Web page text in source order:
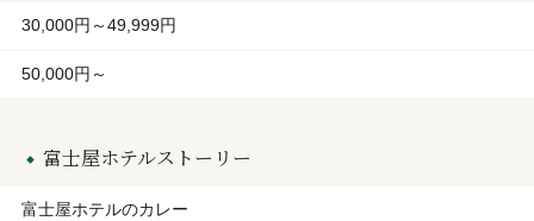
30,000円～49,999円
50,000円～
富士屋ホテルストーリー
富士屋ホテルのカレー